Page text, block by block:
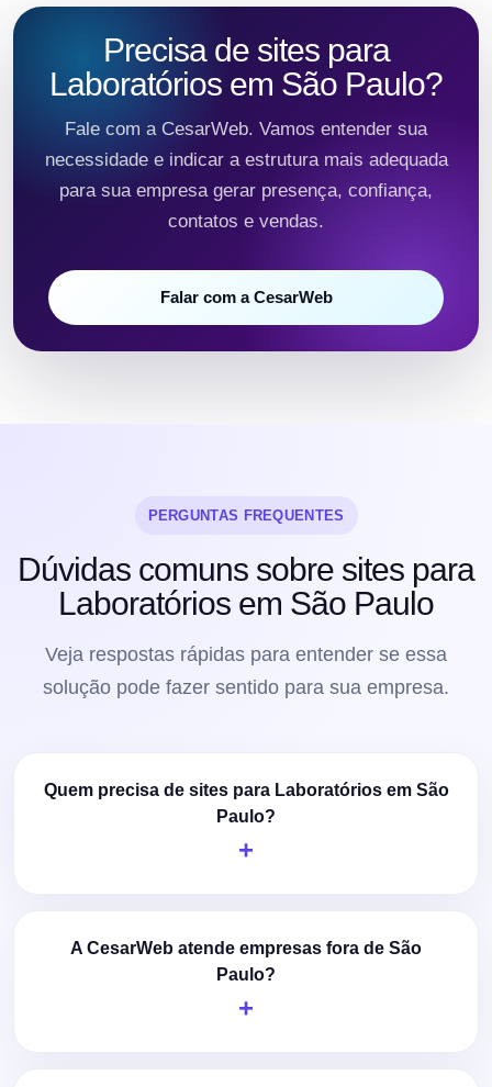
Precisa de sites para
Laboratórios em São Paulo?
Fale com a CesarWeb. Vamos entender sua
necessidade e indicar a estrutura mais adequada
para sua empresa gerar presença, confiança,
contatos e vendas.
Falar com a CesarWeb
PERGUNTAS FREQUENTES
Dúvidas comuns sobre sites para
Laboratórios em São Paulo
Veja respostas rápidas para entender se essa
solução pode fazer sentido para sua empresa.
Quem precisa de sites para Laboratórios em São
Paulo?
A CesarWeb atende empresas fora de São
Paulo?